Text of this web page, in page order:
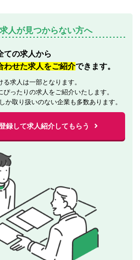
人が見つからない方へ
ての求人から
わせた求人をご紹介できます。
求人は一部となります。
ったりの求人をご紹介いたします。
か取り扱いのない企業も多数あります。
録して求人紹介してもらう